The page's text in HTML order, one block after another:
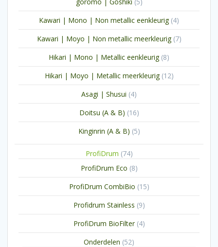
producten
Kawari | Mono | Non metallic eenkleurig 44
producten
Kawari | Moyo | Non metallic meerkleurig 77
producten
Hikari | Mono | Metallic eenkleurig 88
producten
Hikari | Moyo | Metallic meerkleurig 1212
producten
Asagi | Shusui 44
producten
Doitsu (A & B) 1616
producten
Kinginrin (A & B) 55
ProfiDrum 7474
ProfiDrum Eco 88
producten
ProfiDrum CombiBio 1515
producten
Profidrum Stainless 99
producten
ProfiDrum BioFilter 44
producten
Onderdelen 5252